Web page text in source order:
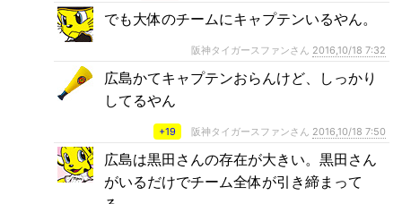
でも大体のチームにキャプテンいるやん。
阪神タイガースファンさん 2016,10/18 7:32
広島かてキャプテンおらんけど、しっかり
してるやん
+19 阪神タイガースファンさん 2016,10/18 7:50
広島は黒田さんの存在が大きい。黒田さん
がいるだけでチーム全体が引き締まって